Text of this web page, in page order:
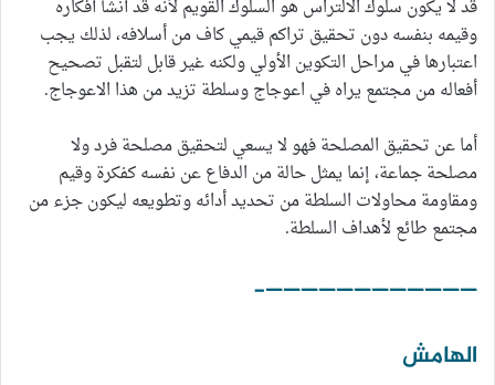
قد لا يكون سلوك الالتراس هو السلوك القويم لأنه قد أنشأ أفكاره
وقيمه بنفسه دون تحقيق تراكم قيمي كاف من أسلافه، لذلك يجب
اعتبارها في مراحل التكوين الأولي ولكنه غير قابل لتقبل تصحيح
أفعاله من مجتمع يراه في اعوجاج وسلطة تزيد من هذا الاعوجاج.
أما عن تحقيق المصلحة فهو لا يسعي لتحقيق مصلحة فرد ولا
مصلحة جماعة، إنما يمثل حالة من الدفاع عن نفسه كفكرة وقيم
ومقاومة محاولات السلطة من تحديد أدائه وتطويعه ليكون جزء من
مجتمع طائع لأهداف السلطة.
————————————-
الهامش